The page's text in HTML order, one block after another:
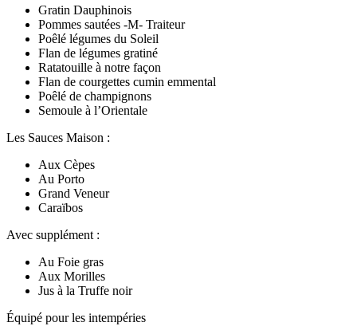
Gratin Dauphinois
Pommes sautées -M- Traiteur
Poêlé légumes du Soleil
Flan de légumes gratiné
Ratatouille à notre façon
Flan de courgettes cumin emmental
Poêlé de champignons
Semoule à l’Orientale
Les Sauces Maison :
Aux Cèpes
Au Porto
Grand Veneur
Caraïbos
Avec supplément :
Au Foie gras
Aux Morilles
Jus à la Truffe noir
Équipé pour les intempéries